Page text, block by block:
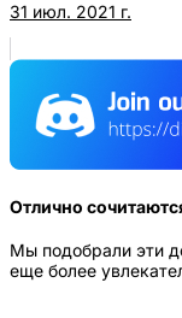
31 июл. 2021 г.
Отлично
Мы подобрали эти
еще более